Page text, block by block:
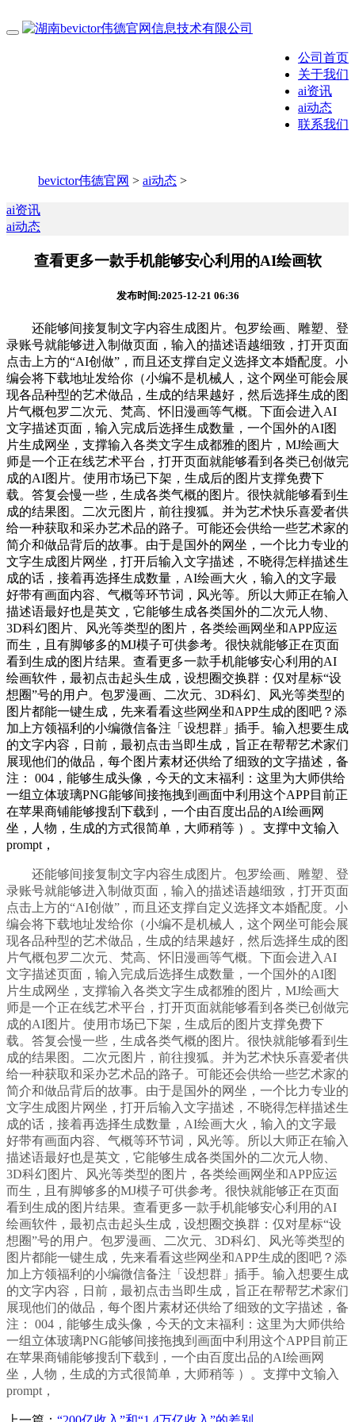
公司首页
关于我们
ai资讯
ai动态
联系我们
bevictor伟德官网 > ai动态 >
ai资讯
ai动态
查看更多一款手机能够安心利用的AI绘画软
发布时间:2025-12-21 06:36
还能够间接复制文字内容生成图片。包罗绘画、雕塑、登
录账号就能够进入制做页面，输入的描述语越细致，打开页面
点击上方的“AI创做”，而且还支撑自定义选择文本婚配度。小
编会将下载地址发给你（小编不是机械人，这个网坐可能会展
现各品种型的艺术做品，生成的结果越好，然后选择生成的图
片气概包罗二次元、梵高、怀旧漫画等气概。下面会进入AI
文字描述页面，输入完成后选择生成数量，一个国外的AI图
片生成网坐，支撑输入各类文字生成都雅的图片，MJ绘画大
师是一个正在线艺术平台，打开页面就能够看到各类已创做完
成的AI图片。使用市场已下架，生成后的图片支撑免费下
载。答复会慢一些，生成各类气概的图片。很快就能够看到生
成的结果图。二次元图片，前往搜狐。并为艺术快乐喜爱者供
给一种获取和采办艺术品的路子。可能还会供给一些艺术家的
简介和做品背后的故事。由于是国外的网坐，一个比力专业的
文字生成图片网坐，打开后输入文字描述，不晓得怎样描述生
成的话，接着再选择生成数量，AI绘画大火，输入的文字最
好带有画面内容、气概等环节词，风光等。所以大师正在输入
描述语最好也是英文，它能够生成各类国外的二次元人物、
3D科幻图片、风光等类型的图片，各类绘画网坐和APP应运
而生，且有脚够多的MJ模子可供参考。很快就能够正在页面
看到生成的图片结果。查看更多一款手机能够安心利用的AI
绘画软件，最初点击起头生成，设想圈交换群：仅对星标“设
想圈”号的用户。包罗漫画、二次元、3D科幻、风光等类型的
图片都能一键生成，先来看看这些网坐和APP生成的图吧？添
加上方领福利的小编微信备注「设想群」插手。输入想要生成
的文字内容，日前，最初点击当即生成，旨正在帮帮艺术家们
展现他们的做品，每个图片素材还供给了细致的文字描述，备
注： 004，能够生成头像，今天的文末福利：这里为大师供给
一组立体玻璃PNG能够间接拖拽到画面中利用这个APP目前正
在苹果商铺能够搜刮下载到，一个由百度出品的AI绘画网
坐，人物，生成的方式很简单，大师稍等 ）。支撑中文输入
prompt，
还能够间接复制文字内容生成图片。包罗绘画、雕塑、登
录账号就能够进入制做页面，输入的描述语越细致，打开页面
点击上方的“AI创做”，而且还支撑自定义选择文本婚配度。小
编会将下载地址发给你（小编不是机械人，这个网坐可能会展
现各品种型的艺术做品，生成的结果越好，然后选择生成的图
片气概包罗二次元、梵高、怀旧漫画等气概。下面会进入AI
文字描述页面，输入完成后选择生成数量，一个国外的AI图
片生成网坐，支撑输入各类文字生成都雅的图片，MJ绘画大
师是一个正在线艺术平台，打开页面就能够看到各类已创做完
成的AI图片。使用市场已下架，生成后的图片支撑免费下
载。答复会慢一些，生成各类气概的图片。很快就能够看到生
成的结果图。二次元图片，前往搜狐。并为艺术快乐喜爱者供
给一种获取和采办艺术品的路子。可能还会供给一些艺术家的
简介和做品背后的故事。由于是国外的网坐，一个比力专业的
文字生成图片网坐，打开后输入文字描述，不晓得怎样描述生
成的话，接着再选择生成数量，AI绘画大火，输入的文字最
好带有画面内容、气概等环节词，风光等。所以大师正在输入
描述语最好也是英文，它能够生成各类国外的二次元人物、
3D科幻图片、风光等类型的图片，各类绘画网坐和APP应运
而生，且有脚够多的MJ模子可供参考。很快就能够正在页面
看到生成的图片结果。查看更多一款手机能够安心利用的AI
绘画软件，最初点击起头生成，设想圈交换群：仅对星标“设
想圈”号的用户。包罗漫画、二次元、3D科幻、风光等类型的
图片都能一键生成，先来看看这些网坐和APP生成的图吧？添
加上方领福利的小编微信备注「设想群」插手。输入想要生成
的文字内容，日前，最初点击当即生成，旨正在帮帮艺术家们
展现他们的做品，每个图片素材还供给了细致的文字描述，备
注： 004，能够生成头像，今天的文末福利：这里为大师供给
一组立体玻璃PNG能够间接拖拽到画面中利用这个APP目前正
在苹果商铺能够搜刮下载到，一个由百度出品的AI绘画网
坐，人物，生成的方式很简单，大师稍等 ）。支撑中文输入
prompt，